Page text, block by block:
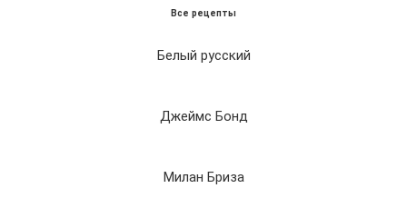
Все рецепты
Белый русский
Джеймс Бонд
Милан Бриза